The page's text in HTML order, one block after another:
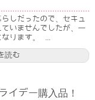
しだったので、セキュ
いませんでしたが、一
なります。 ...
読む
イデー購入品！